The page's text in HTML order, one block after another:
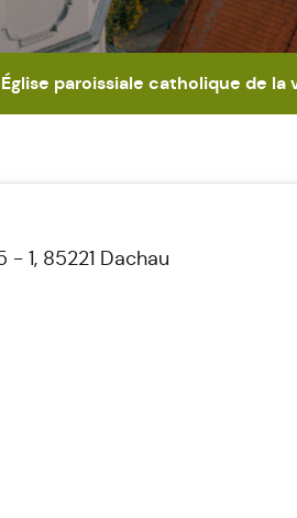
paroissiale catholique de la
1, 85221 Dachau